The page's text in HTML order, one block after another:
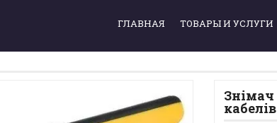
ГЛАВНАЯ ТОВАРЫ И УСЛУГИ
Знімач